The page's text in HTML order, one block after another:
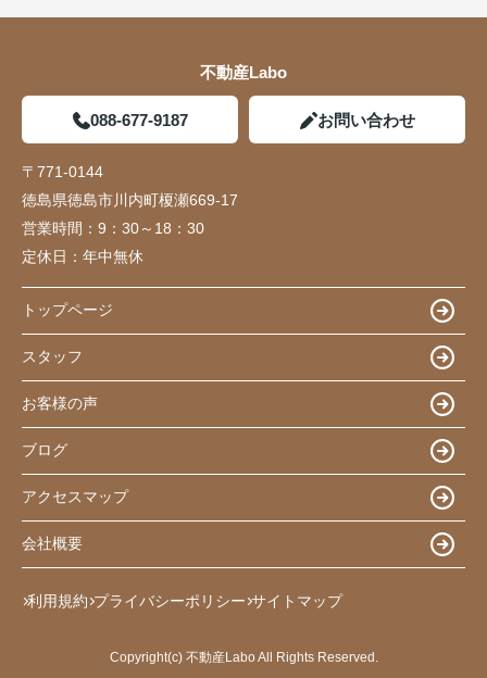
不動産Labo
088-677-9187 お問い合わせ
〒771-0144
徳島県徳島市川内町榎瀬669-17
営業時間： 9：30～18：30
定休日： 年中無休
トップページ
スタッフ
お客様の声
ブログ
アクセスマップ
会社概要
利用規約 プライバシーポリシー サイトマップ
Copyright(c) 不動産Labo All Rights Reserved.